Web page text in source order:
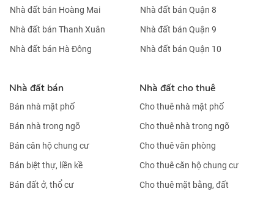
Nhà đất bán Hoàng Mai
Nhà đất bán Thanh Xuân
Nhà đất bán Hà Đông
Nhà đất bán Quận 8
Nhà đất bán Quận 9
Nhà đất bán Quận 10
Nhà đất bán
Bán nhà mặt phố
Bán nhà trong ngõ
Bán căn hộ chung cư
Bán biệt thự, liền kề
Bán đất ở, thổ cư
Nhà đất cho thuê
Cho thuê nhà mặt phố
Cho thuê nhà trong ngõ
Cho thuê văn phòng
Cho thuê căn hộ chung cư
Cho thuê mặt bằng, đất